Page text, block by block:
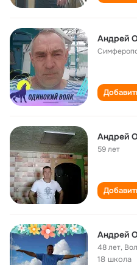
Андрей
Андрей
59 лет
Андрей
48 лет,
18 школа